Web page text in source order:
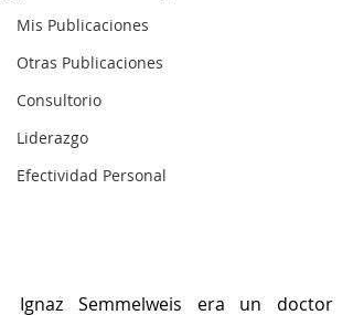
Mis Publicaciones
Otras Publicaciones
Consultorio
Liderazgo
Efectividad Personal
Ignaz Semmelweis era un doctor